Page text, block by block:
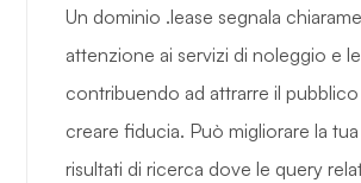
Un dominio .lease segnala
attenzione ai servizi di noleggio e
contribuendo ad attrarre il
creare fiducia. Può migliorare la
risultati di ricerca dove le query